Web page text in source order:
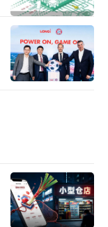
鲁花集团的关
年的鲁花集
现拥有47个
米面等多个
、调味品年生
50万吨。在20
单中，鲁花集
，但在2024年